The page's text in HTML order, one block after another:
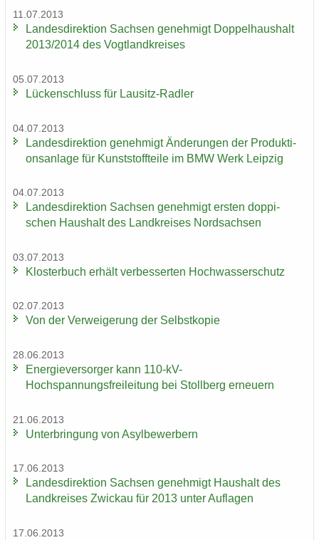
11.07.2013
Lan­des­di­rek­ti­on Sach­sen ge­neh­migt Dop­pel­haus­halt
2013/2014 des Vogt­land­krei­ses
05.07.2013
Lü­cken­schluss für Lausitz-​Radler
04.07.2013
Lan­des­di­rek­ti­on ge­neh­migt Än­de­run­gen der Pro­duk­ti­
ons­an­la­ge für Kunst­stoff­tei­le im BMW Werk Leip­zig
04.07.2013
Lan­des­di­rek­ti­on Sach­sen ge­neh­migt ers­ten dop­pi­
schen Haus­halt des Land­krei­ses Nord­sach­sen
03.07.2013
Klos­ter­buch er­hält ver­bes­ser­ten Hoch­was­ser­schutz
02.07.2013
Von der Ver­wei­ge­rung der Selbst­ko­pie
28.06.2013
En­er­gie­ver­sor­ger kann 110-​kV-
Hochspannungsfreileitung bei Stoll­berg er­neu­ern
21.06.2013
Un­ter­brin­gung von Asyl­be­wer­bern
17.06.2013
Lan­des­di­rek­ti­on Sach­sen ge­neh­migt Haus­halt des
Land­krei­ses Zwi­ckau für 2013 unter Auf­la­gen
17.06.2013